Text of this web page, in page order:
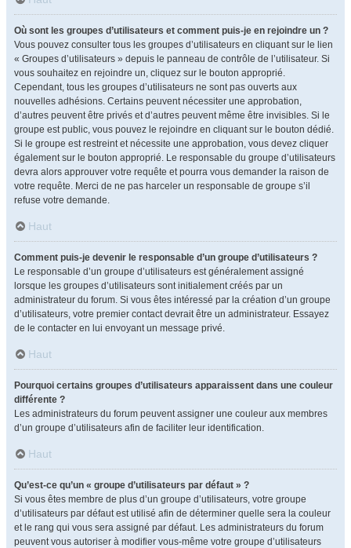
Où sont les groupes d’utilisateurs et comment puis-je en rejoindre un ?
Vous pouvez consulter tous les groupes d’utilisateurs en cliquant sur le lien
« Groupes d’utilisateurs » depuis le panneau de contrôle de l’utilisateur. Si
vous souhaitez en rejoindre un, cliquez sur le bouton approprié.
Cependant, tous les groupes d’utilisateurs ne sont pas ouverts aux
nouvelles adhésions. Certains peuvent nécessiter une approbation,
d’autres peuvent être privés et d’autres peuvent même être invisibles. Si le
groupe est public, vous pouvez le rejoindre en cliquant sur le bouton dédié.
Si le groupe est restreint et nécessite une approbation, vous devez cliquer
également sur le bouton approprié. Le responsable du groupe d’utilisateurs
devra alors approuver votre requête et pourra vous demander la raison de
votre requête. Merci de ne pas harceler un responsable de groupe s’il
refuse votre demande.
Haut
Comment puis-je devenir le responsable d’un groupe d’utilisateurs ?
Le responsable d’un groupe d’utilisateurs est généralement assigné
lorsque les groupes d’utilisateurs sont initialement créés par un
administrateur du forum. Si vous êtes intéressé par la création d’un groupe
d’utilisateurs, votre premier contact devrait être un administrateur. Essayez
de le contacter en lui envoyant un message privé.
Haut
Pourquoi certains groupes d’utilisateurs apparaissent dans une couleur
différente ?
Les administrateurs du forum peuvent assigner une couleur aux membres
d’un groupe d’utilisateurs afin de faciliter leur identification.
Haut
Qu’est-ce qu’un « groupe d’utilisateurs par défaut » ?
Si vous êtes membre de plus d’un groupe d’utilisateurs, votre groupe
d’utilisateurs par défaut est utilisé afin de déterminer quelle sera la couleur
et le rang qui vous sera assigné par défaut. Les administrateurs du forum
peuvent vous autoriser à modifier vous-même votre groupe d’utilisateurs